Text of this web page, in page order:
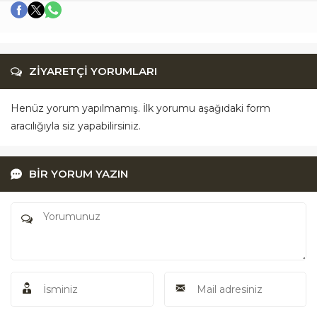
ZİYARETÇİ YORUMLARI
Henüz yorum yapılmamış. İlk yorumu aşağıdaki form
aracılığıyla siz yapabilirsiniz.
BİR YORUM YAZIN